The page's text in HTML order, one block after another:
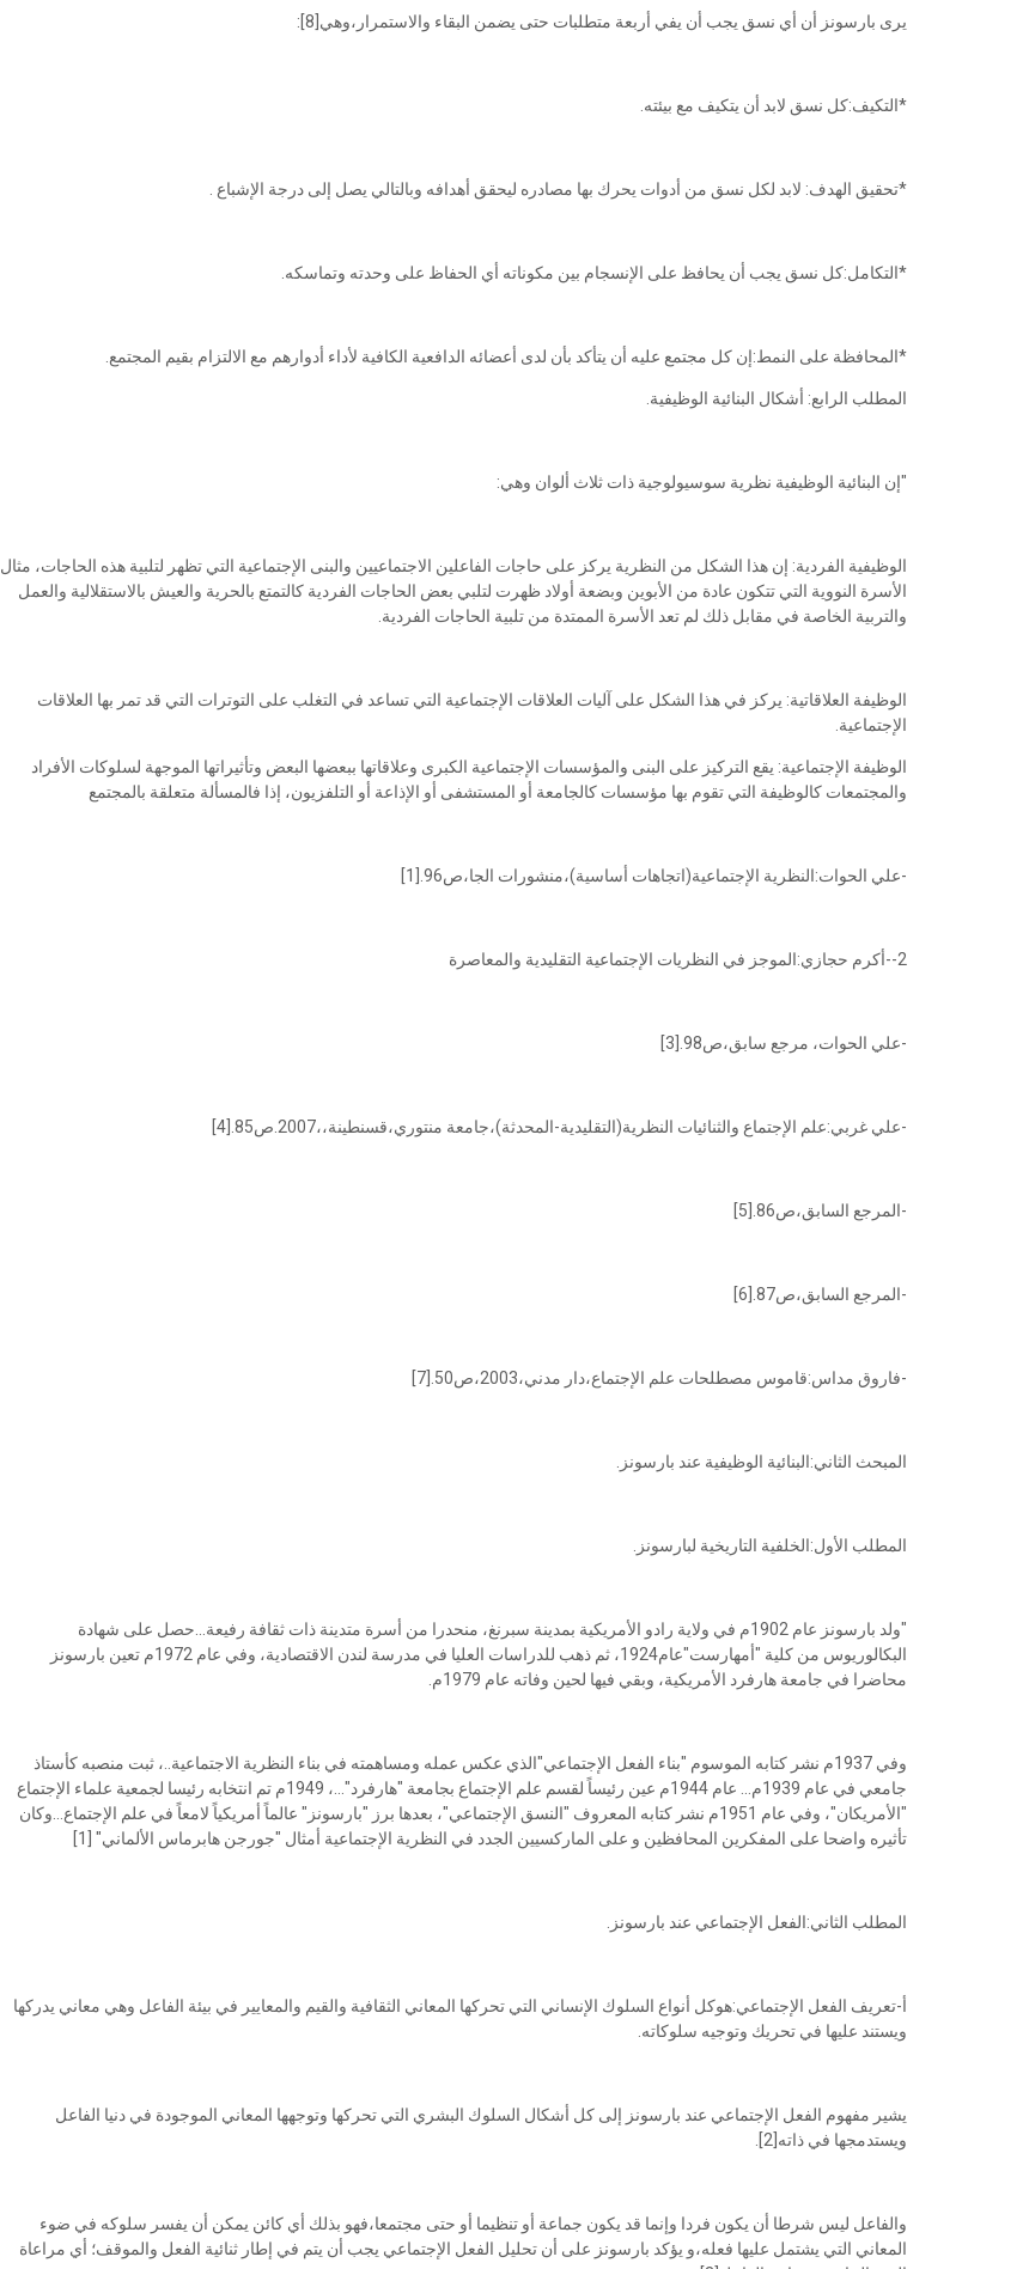
يرى بارسونز أن أي نسق يجب أن يفي أربعة متطلبات حتى يضمن البقاء والاستمرار،وهي[8]:
*التكيف:كل نسق لابد أن يتكيف مع بيئته.
*تحقيق الهدف: لابد لكل نسق من أدوات يحرك بها مصادره ليحقق أهدافه وبالتالي يصل إلى درجة الإشباع .
*التكامل:كل نسق يجب أن يحافظ على الإنسجام بين مكوناته أي الحفاظ على وحدته وتماسكه.
*المحافظة على النمط:إن كل مجتمع عليه أن يتأكد بأن لدى أعضائه الدافعية الكافية لأداء أدوارهم مع الالتزام بقيم المجتمع.
المطلب الرابع: أشكال البنائية الوظيفية.
"إن البنائية الوظيفية نظرية سوسيولوجية ذات ثلاث ألوان وهي:
الوظيفية الفردية: إن هذا الشكل من النظرية يركز على حاجات الفاعلين الاجتماعيين والبنى الإجتماعية التي تظهر لتلبية هذه الحاجات، مثال
الأسرة النووية التي تتكون عادة من الأبوين وبضعة أولاد ظهرت لتلبي بعض الحاجات الفردية كالتمتع بالحرية والعيش بالاستقلالية والعمل
والتربية الخاصة في مقابل ذلك لم تعد الأسرة الممتدة من تلبية الحاجات الفردية.
الوظيفة العلاقاتية: يركز في هذا الشكل على آليات العلاقات الإجتماعية التي تساعد في التغلب على التوترات التي قد تمر بها العلاقات
الإجتماعية.
الوظيفة الإجتماعية: يقع التركيز على البنى والمؤسسات الإجتماعية الكبرى وعلاقاتها ببعضها البعض وتأثيراتها الموجهة لسلوكات الأفراد
والمجتمعات كالوظيفة التي تقوم بها مؤسسات كالجامعة أو المستشفى أو الإذاعة أو التلفزيون، إذا فالمسألة متعلقة بالمجتمع
-علي الحوات:النظرية الإجتماعية(اتجاهات أساسية)،منشورات الجا،ص96.[1]
2--أكرم حجازي:الموجز في النظريات الإجتماعية التقليدية والمعاصرة
-علي الحوات، مرجع سابق،ص98.[3]
-علي غربي:علم الإجتماع والثنائيات النظرية(التقليدية-المحدثة)،جامعة منتوري،قسنطينة،،2007.ص85.[4]
-المرجع السابق،ص86.[5]
-المرجع السابق،ص87.[6]
-فاروق مداس:قاموس مصطلحات علم الإجتماع،دار مدني،2003،ص50.[7]
المبحث الثاني:البنائية الوظيفية عند بارسونز.
المطلب الأول:الخلفية التاريخية لبارسونز.
"ولد بارسونز عام 1902م في ولاية رادو الأمريكية بمدينة سبرنغ، منحدرا من أسرة متدينة ذات ثقافة رفيعة...حصل على شهادة
البكالوريوس من كلية "أمهارست"عام1924، ثم ذهب للدراسات العليا في مدرسة لندن الاقتصادية، وفي عام 1972م تعين بارسونز
محاضرا في جامعة هارفرد الأمريكية، وبقي فيها لحين وفاته عام 1979م.
وفي 1937م نشر كتابه الموسوم "بناء الفعل الإجتماعي"الذي عكس عمله ومساهمته في بناء النظرية الاجتماعية..، ثبت منصبه كأستاذ
جامعي في عام 1939م... عام 1944م عين رئيساً لقسم علم الإجتماع بجامعة "هارفرد"...، 1949م تم انتخابه رئيسا لجمعية علماء الإجتماع
"الأمريكان"، وفي عام 1951م نشر كتابه المعروف "النسق الإجتماعي"، بعدها برز "بارسونز" عالماً أمريكياً لامعاً في علم الإجتماع...وكان
تأثيره واضحا على المفكرين المحافظين و على الماركسيين الجدد في النظرية الإجتماعية أمثال "جورجن هابرماس الألماني" [1]
المطلب الثاني:الفعل الإجتماعي عند بارسونز.
أ-تعريف الفعل الإجتماعي:هوكل أنواع السلوك الإنساني التي تحركها المعاني الثقافية والقيم والمعايير في بيئة الفاعل وهي معاني يدركها
ويستند عليها في تحريك وتوجيه سلوكاته.
يشير مفهوم الفعل الإجتماعي عند بارسونز إلى كل أشكال السلوك البشري التي تحركها وتوجهها المعاني الموجودة في دنيا الفاعل
ويستدمجها في ذاته[2].
والفاعل ليس شرطا أن يكون فردا وإنما قد يكون جماعة أو تنظيما أو حتى مجتمعا،فهو بذلك أي كائن يمكن أن يفسر سلوكه في ضوء
المعاني التي يشتمل عليها فعله،و يؤكد بارسونز على أن تحليل الفعل الإجتماعي يجب أن يتم في إطار ثنائية الفعل والموقف؛ أي مراعاة